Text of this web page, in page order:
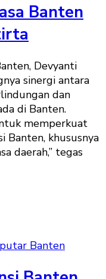
Banten
Devyanti
sinergi antara
dan
di Banten.
memperkuat
Banten, khususnya
daerah,” tegas
Banten